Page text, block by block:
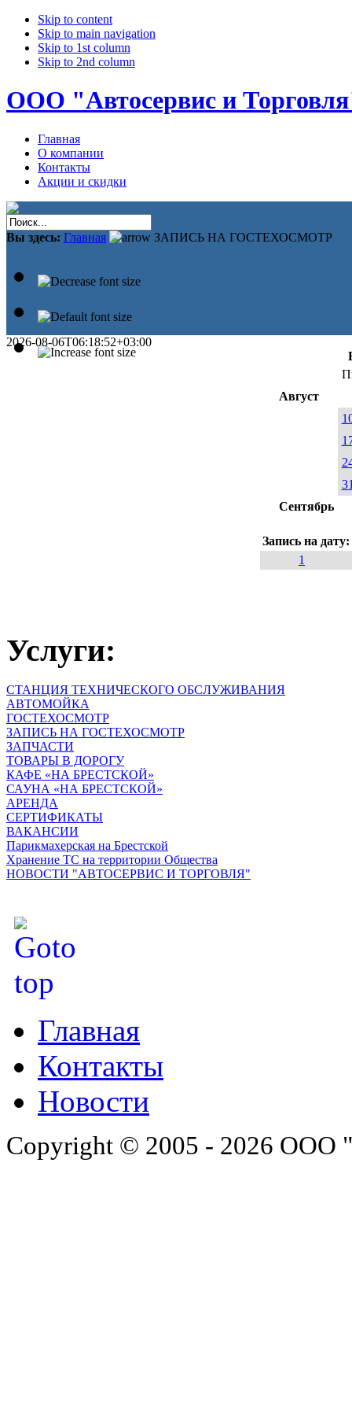
Skip to content
Skip to main navigation
Skip to 1st column
Skip to 2nd column
ООО "Автосервис и
Главная
О компании
Контакты
Акции и скидки
Вы здесь: Главная ЗАПИСЬ НА ГОСТЕХОСМОТР
2026-08-06T06:18:52+03:00
Август
Сентябрь
Запись на
1
Услуги:
СТАНЦИЯ ТЕХНИЧЕСКОГО ОБСЛУЖИВАНИЯ
АВТОМОЙКА
ГОСТЕХОСМОТР
ЗАПИСЬ НА ГОСТЕХОСМОТР
ЗАПЧАСТИ
ТОВАРЫ В ДОРОГУ
КАФЕ «НА БРЕСТСКОЙ»
САУНА «НА БРЕСТСКОЙ»
АРЕНДА
СЕРТИФИКАТЫ
ВАКАНСИИ
Парикмахерская на Брестской
Хранение ТС на территории Общества
НОВОСТИ "АВТОСЕРВИС И ТОРГОВЛЯ"
Главная
Контакты
Новости
Copyright © 2005 - 2026 ООО